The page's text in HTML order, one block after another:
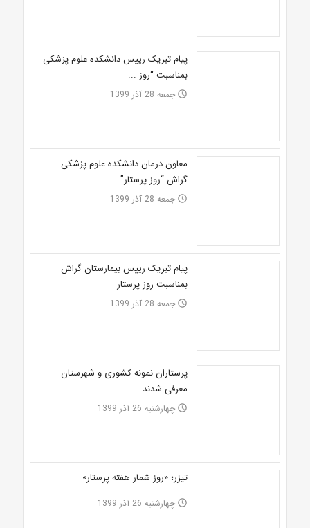
پیام تبریک رییس دانشکده علوم پزشکی
بمناسبت “روز ...
access_time جمعه 28 آذر 1399
معاون درمان دانشکده علوم پزشکی
گراش “روز پرستار” ...
access_time جمعه 28 آذر 1399
پیام تبریک رییس بیمارستان گراش
بمناسبت روز پرستار
access_time جمعه 28 آذر 1399
پرستاران نمونه کشوری و شهرستان
معرفی شدند
access_time چهارشنبه 26 آذر 1399
تیزر؛ «روز شمار هفته پرستار»
access_time چهارشنبه 26 آذر 1399